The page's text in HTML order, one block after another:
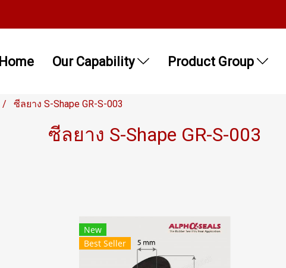
Home Our Capability Product Group
ซีลยาง S-Shape GR-S-003
ซีลยาง S-Shape GR-S-003
New
Best Seller